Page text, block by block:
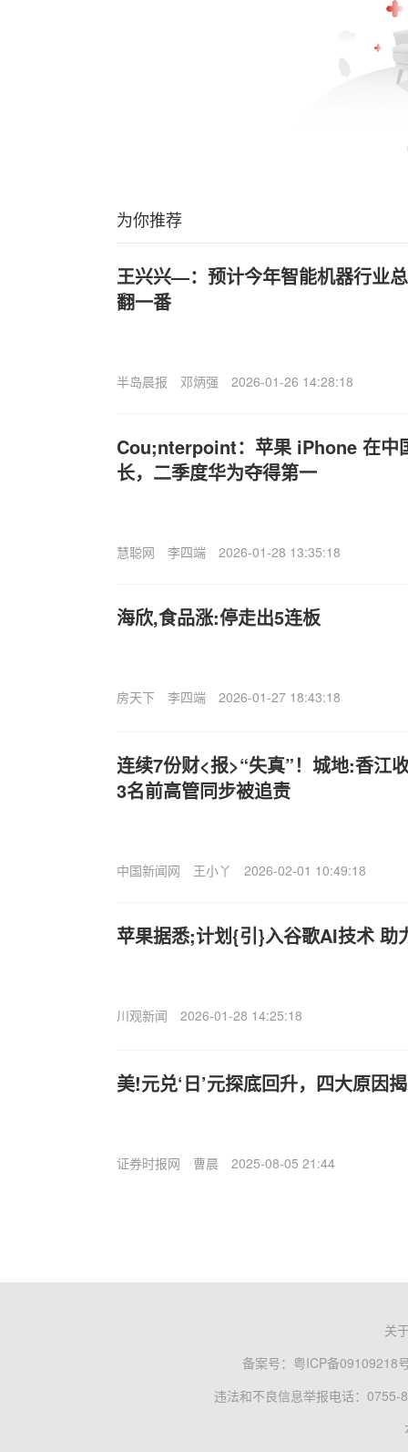
为你推荐
王兴兴—：预计今年智能机器行业
翻一番
半岛晨报 邓炳强 2026-01-26 14:28:18
Cou;nterpoint：苹果 iPhone 在中
长，二季度华为夺得第一
慧聪网 李四端 2026-01-28 13:35:18
海欣,食品涨:停走出5连板
房天下 李四端 2026-01-27 18:43:18
连续7份财<报>“失真”！城地:香江
3名前高管同步被追责
中国新闻网 王小丫 2026-02-01 10:49:18
苹果据悉;计划{引}入谷歌AI技术 助
川观新闻 2026-01-28 14:25:18
美!元兑‘日’元探底回升，四大原因
证券时报网 曹晨 2025-08-05 21:44
关
备案号： 粤ICP备09109218
违法和不良信息举报电话：0755-